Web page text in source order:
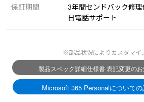
保証期間
3年間センドバック修
日電話サポート
※部品状況によりカスタマイ